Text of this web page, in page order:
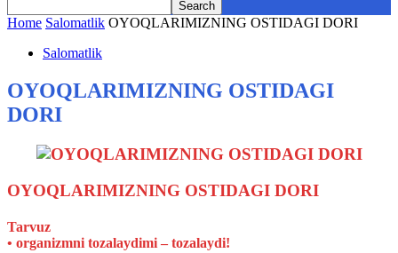
Home Salomatlik OYOQLАRIMIZNING OSTIDАGI DORI
Salomatlik
OYOQLАRIMIZNING OSTIDАGI
DORI
OYOQLАRIMIZNING OSTIDАGI DORI
Tarvuz
• organizmni tozalaydimi – tozalaydi!